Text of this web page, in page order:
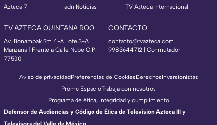
Azteca 7
adn Noticias
TV Azteca Internacional
TV AZTECA QUINTANA ROO
Av. Bonampak Sm 4-A Lote 3-A
Manzana 1 Frente a Calle Nube C.P.
77500
CONTACTO
contacto@tvazteca.com
9983644712 | Conmutador
Aviso de privacidadPreferencias de CookiesDerechosInversionistas
Promo EspacioTrabaja con nosotros
Programa de ética, integridad y cumplimiento
Defensor de Audiencias y Código de Ética de Televisión Azteca III y